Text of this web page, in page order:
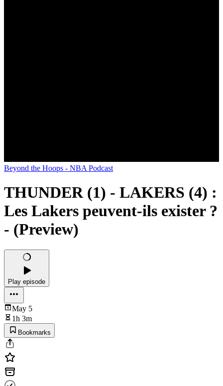
Beyond the Hoops - NBA Podcast
THUNDER (1) - LAKERS (4) :
Les Lakers peuvent-ils exister ?
- (Preview)
Play episode
May 5
1h 3m
Bookmarks